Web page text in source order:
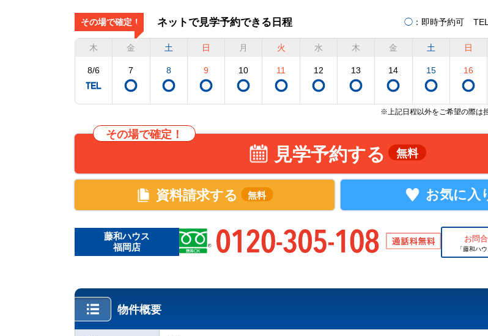
その場で確定！ ネットで見学予約できる日程 ◯ ：即時予約可 TEL
木
8/6
金
7
土
8
日
9
月
10
火
11
水
12
木
13
金
14
土
15
日
16
※上記日程以外をご希望の際は
その場で確定！
見学予約する 無料
資料請求する 無料 お気に入
藤和ハウス
福岡店
お問
「藤和ハ
物件概要